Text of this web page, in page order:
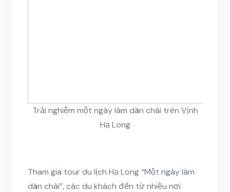
Trải nghiệm một ngày làm dân chài trên Vịnh
Hạ Long
Tham gia tour du lịch Hạ Long “Một ngày làm
dân chài”, các du khách đến từ nhiều nơi